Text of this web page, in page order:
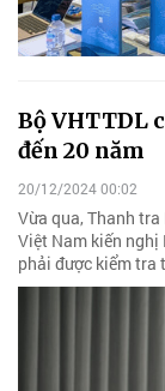
Bộ VHTTDL
đến 20 năm
20/12/2024 00:02
Vừa qua, Thanh tra
Việt Nam kiến nghị
phải được kiểm tra